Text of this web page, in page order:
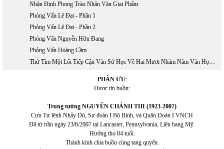
Nhận Định Phong Trào Nhân Văn Giai Phẩm
Phỏng Vấn Lê Đạt - Phần 1
Phỏng Vấn Lê Đạt - Phần 2
Phỏng Vấn Nguyễn Hữu Đang
Phỏng Vấn Hoàng Cầm
Thử Tìm Một Lối Tiếp Cận Văn Sử Học Về Hai Mươi Nhăm Năm Văn Học Việt Nam Hải Ngoại 1975 - 2000
PHÂN ƯU:
Được tin buồn:
Trung tướng NGUYỄN CHÁNH THI (1923-2007)
Cựu Tư lệnh Nhảy Dù, Sư đoàn I Bộ Binh, và Quân Đoàn I VNCH
Đã từ trần ngày 23/6/2007 tại Lancaster, Pennsylvania, Liên bang Mỹ.
Hưởng thọ 84 tuổi.
Thành kính chia buồn cùng tang quyến.